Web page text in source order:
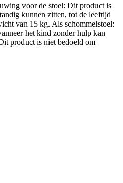
voor de stoel: Dit product is
kunnen zitten, tot de leeftijd
van 15 kg. Als schommelstoel:
het kind zonder hulp kan
product is niet bedoeld om